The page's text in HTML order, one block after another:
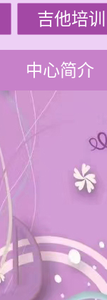
吉他培训
中心简介